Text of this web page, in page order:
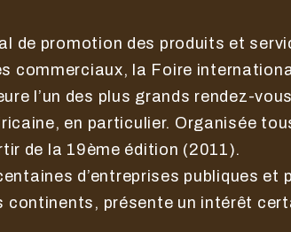
de promotion des produits et
commerciaux, la Foire
l’un des plus grands rendez-
en particulier. Organisée
de la 19ème édition (2011).
d’entreprises publiques et
présente un intérêt